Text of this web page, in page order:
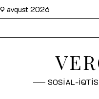
9 avqust 2026
SOSİAL-